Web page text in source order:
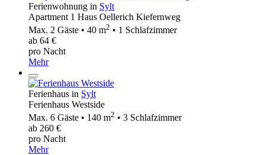
Ferienwohnung in Sylt
Apartment 1 Haus Oellerich Kiefernweg
Max. 2 Gäste • 40 m2 • 1 Schlafzimmer
ab 64 €
pro Nacht
Mehr
Ferienhaus in Sylt
Ferienhaus Westside
Max. 6 Gäste • 140 m2 • 3 Schlafzimmer
ab 260 €
pro Nacht
Mehr